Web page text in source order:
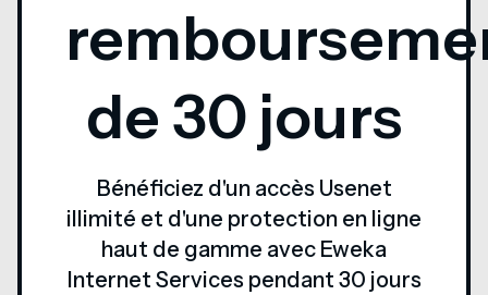
de 30 jours
Bénéficiez d'un accès Usenet
illimité et d'une protection en ligne
haut de gamme avec Eweka
Internet Services pendant 30 jours